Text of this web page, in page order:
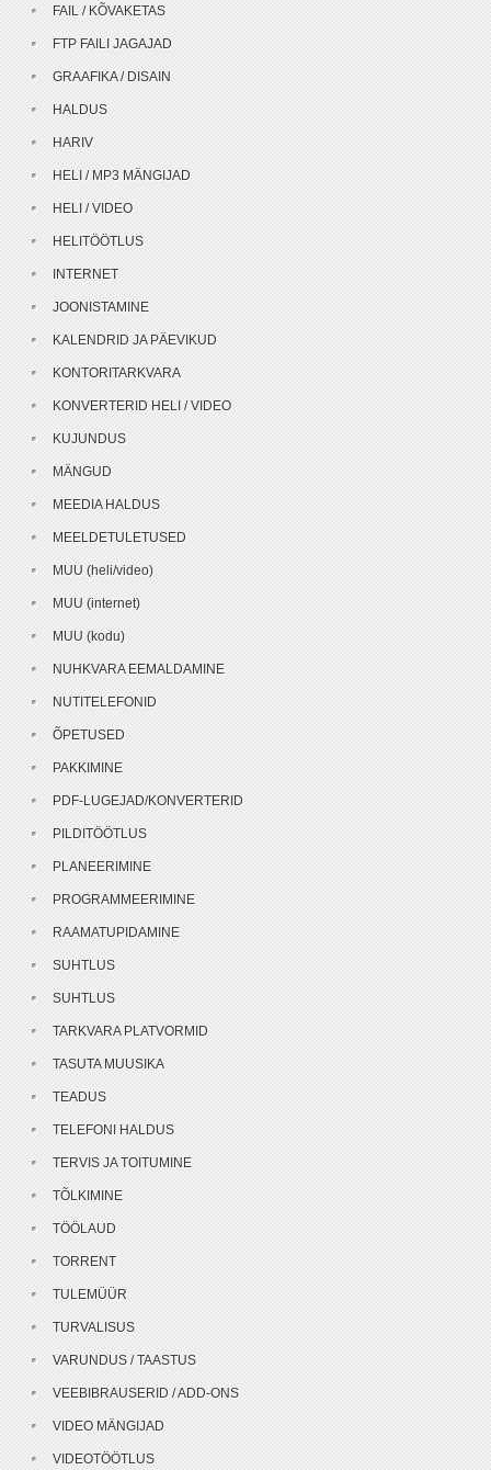
FAIL / KÕVAKETAS
FTP FAILI JAGAJAD
GRAAFIKA / DISAIN
HALDUS
HARIV
HELI / MP3 MÄNGIJAD
HELI / VIDEO
HELITÖÖTLUS
INTERNET
JOONISTAMINE
KALENDRID JA PÄEVIKUD
KONTORITARKVARA
KONVERTERID HELI / VIDEO
KUJUNDUS
MÄNGUD
MEEDIA HALDUS
MEELDETULETUSED
MUU (heli/video)
MUU (internet)
MUU (kodu)
NUHKVARA EEMALDAMINE
NUTITELEFONID
ÕPETUSED
PAKKIMINE
PDF-LUGEJAD/KONVERTERID
PILDITÖÖTLUS
PLANEERIMINE
PROGRAMMEERIMINE
RAAMATUPIDAMINE
SUHTLUS
SUHTLUS
TARKVARA PLATVORMID
TASUTA MUUSIKA
TEADUS
TELEFONI HALDUS
TERVIS JA TOITUMINE
TÕLKIMINE
TÖÖLAUD
TORRENT
TULEMÜÜR
TURVALISUS
VARUNDUS / TAASTUS
VEEBIBRAUSERID / ADD-ONS
VIDEO MÄNGIJAD
VIDEOTÖÖTLUS